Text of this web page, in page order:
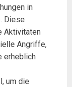
in
Diese
Aktivitäten
Angriffe,
erheblich
um die